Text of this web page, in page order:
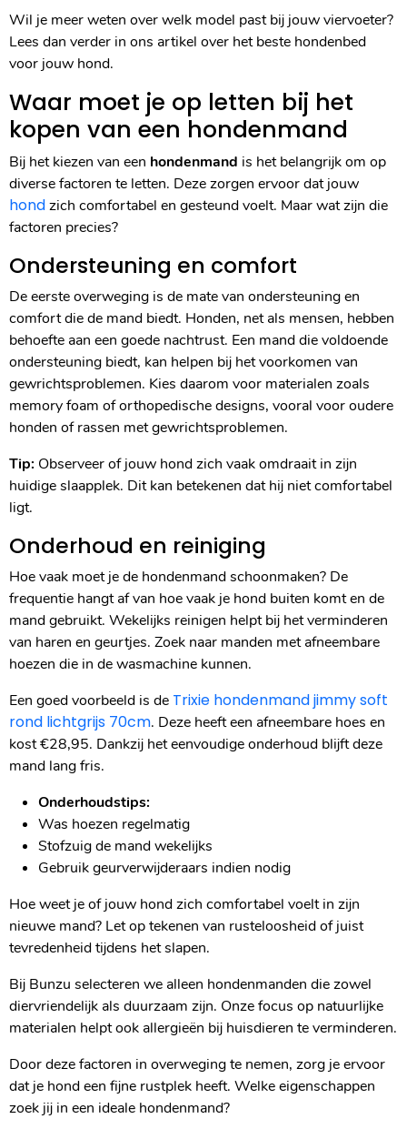
Wil je meer weten over welk model past bij jouw viervoeter?
Lees dan verder in ons artikel over het beste hondenbed
voor jouw hond.
Waar moet je op letten bij het
kopen van een hondenmand
Bij het kiezen van een hondenmand is het belangrijk om op
diverse factoren te letten. Deze zorgen ervoor dat jouw
hondzich comfortabel en gesteund voelt. Maar wat zijn die
factoren precies?
Ondersteuning en comfort
De eerste overweging is de mate van ondersteuning en
comfort die de mand biedt. Honden, net als mensen, hebben
behoefte aan een goede nachtrust. Een mand die voldoende
ondersteuning biedt, kan helpen bij het voorkomen van
gewrichtsproblemen. Kies daarom voor materialen zoals
memory foam of orthopedische designs, vooral voor oudere
honden of rassen met gewrichtsproblemen.
Tip: Observeer of jouw hond zich vaak omdraait in zijn
huidige slaapplek. Dit kan betekenen dat hij niet comfortabel
ligt.
Onderhoud en reiniging
Hoe vaak moet je de hondenmand schoonmaken? De
frequentie hangt af van hoe vaak je hond buiten komt en de
mand gebruikt. Wekelijks reinigen helpt bij het verminderen
van haren en geurtjes. Zoek naar manden met afneembare
hoezen die in de wasmachine kunnen.
Een goed voorbeeld is de Trixie hondenmand jimmy soft
rond lichtgrijs 70cm. Deze heeft een afneembare hoes en
kost €28,95. Dankzij het eenvoudige onderhoud blijft deze
mand lang fris.
Onderhoudstips:
Was hoezen regelmatig
Stofzuig de mand wekelijks
Gebruik geurverwijderaars indien nodig
Hoe weet je of jouw hond zich comfortabel voelt in zijn
nieuwe mand? Let op tekenen van rusteloosheid of juist
tevredenheid tijdens het slapen.
Bij Bunzu selecteren we alleen hondenmanden die zowel
diervriendelijk als duurzaam zijn. Onze focus op natuurlijke
materialen helpt ook allergieën bij huisdieren te verminderen.
Door deze factoren in overweging te nemen, zorg je ervoor
dat je hond een fijne rustplek heeft. Welke eigenschappen
zoek jij in een ideale hondenmand?